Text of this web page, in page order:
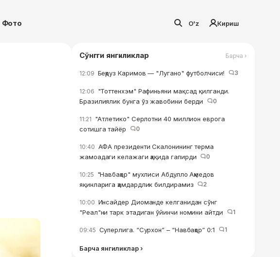
Фото O'z Кириш
Сўнгги янгиликлар Барча ›
12:09 Беҳруз Каримов — "Лугано" футболчиси! 3
12:06 "Тоттенхэм" Рафиньяни мақсад қилганди.
Бразилиялик бунга ўз жавобини берди
0
11:21 "Атлетико" Серлотни 40 миллион еврога
сотишга тайёр
0
10:40 АФА президенти Скалонининг терма
жамоадаги келажаги ҳақида гапирди
0
10:25 "Навбаҳор" мухлиси Абдулло Аҳмедов
яқинларига ҳамдардлик билдирамиз
2
10:00 Инсайдер Диоманде келганидан сўнг
"Реал"ни тарк этадиган ўйинчи номини айтди
1
09:45 Суперлига. “Сурхон” – “Навбаҳор” 0:1 1
Барча янгиликлар ›